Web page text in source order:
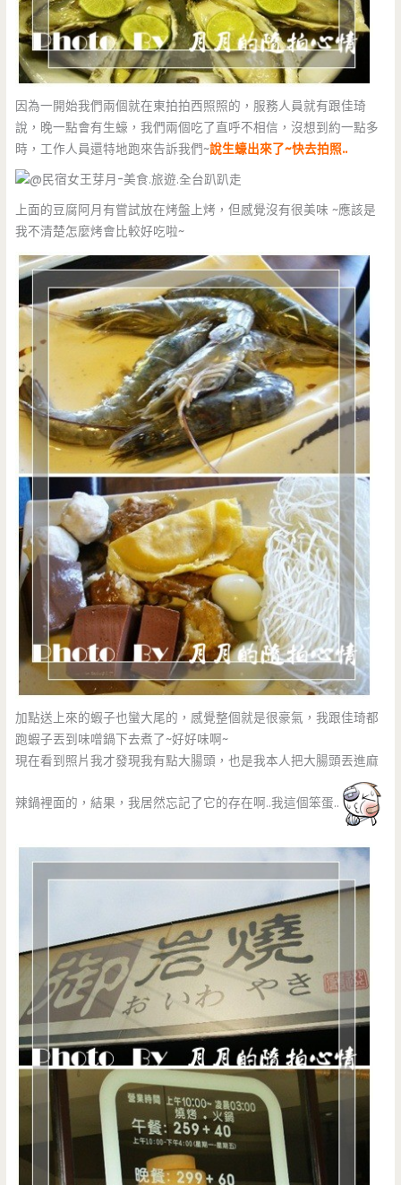
因為一開始我們兩個就在東拍拍西照照的，服務人員就有跟佳琦
說，晚一點會有生蠔，我們兩個吃了直呼不相信，沒想到約一點多
時，工作人員還特地跑來告訴我們~說生蠔出來了~快去拍照..
上面的豆腐阿月有嘗試放在烤盤上烤，但感覺沒有很美味 ~應該是
我不清楚怎麼烤會比較好吃啦~
加點送上來的蝦子也蠻大尾的，感覺整個就是很豪氣，我跟佳琦都
跑蝦子丟到味噌鍋下去煮了~好好味啊~
現在看到照片我才發現我有點大腸頭，也是我本人把大腸頭丟進麻
辣鍋裡面的，結果，我居然忘記了它的存在啊..我這個笨蛋..